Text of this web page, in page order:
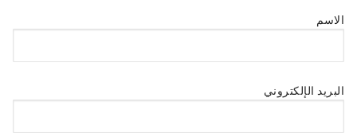
الاسم
البريد الإلكتروني